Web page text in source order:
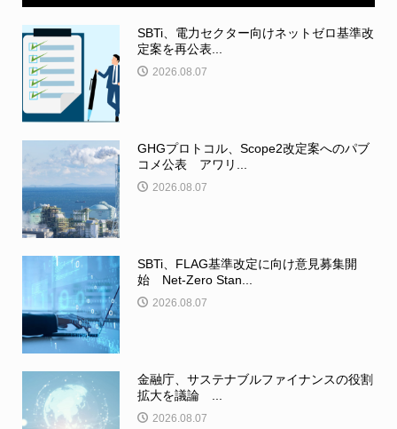
SBTi、電力セクター向けネットゼロ基準改
定案を再公表...
2026.08.07
GHGプロトコル、Scope2改定案へのパブ
コメ公表 アワリ...
2026.08.07
SBTi、FLAG基準改定に向け意見募集開
始 Net-Zero Stan...
2026.08.07
金融庁、サステナブルファイナンスの役割
拡大を議論 ...
2026.08.07